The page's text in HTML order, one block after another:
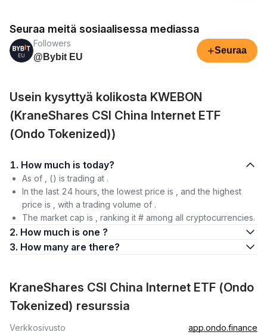
Seuraa meitä sosiaalisessa mediassa
Followers
@Bybit EU
+Seuraa
Usein kysyttyä kolikosta KWEBON
(KraneShares CSI China Internet ETF
(Ondo Tokenized))
1. How much is today?
As of , () is trading at .
In the last 24 hours, the lowest price is , and the highest
price is , with a trading volume of .
The market cap is , ranking it # among all cryptocurrencies.
2. How much is one ?
3. How many are there?
KraneShares CSI China Internet ETF (Ondo
Tokenized) resurssia
Verkkosivusto
app.ondo.finance